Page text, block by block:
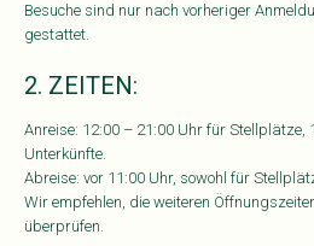
Besuche sind nur nach vorheriger
gestattet.
2. ZEITEN:
Anreise: 12:00 – 21:00 Uhr für Stellplätze,
Unterkünfte.
Abreise: vor 11:00 Uhr, sowohl für
Wir empfehlen, die weiteren
überprüfen.